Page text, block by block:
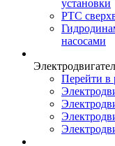
установки
РТС
насосами
Перейти в